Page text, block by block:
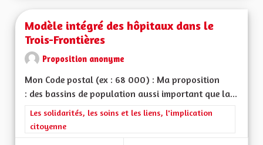
Modèle intégré des hôpitaux dans le
Trois-Frontières
Proposition anonyme
Mon Code postal (ex : 68 000) : Ma proposition
: des bassins de population aussi important que la...
Filtrer les résultats de la catégorie : Les solidarités, les soins
Les solidarités, les soins et les liens, l'implication
citoyenne